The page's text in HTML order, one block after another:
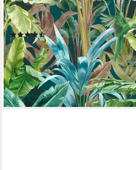
Dschungel, glatt, matt,
Fototapete Floral Tapeten
(2)
ab 23,50 € UVP 47,95 €
-51%
lieferbar - in 4-5 Werktagen bei dir